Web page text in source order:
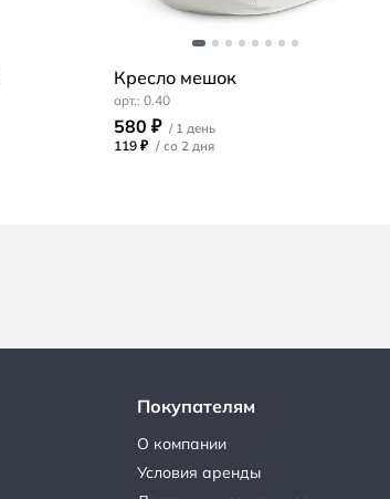
Кресло мешок
0.40
580 ₽
119 ₽ /
Покупателям
О компании
Условия аренды